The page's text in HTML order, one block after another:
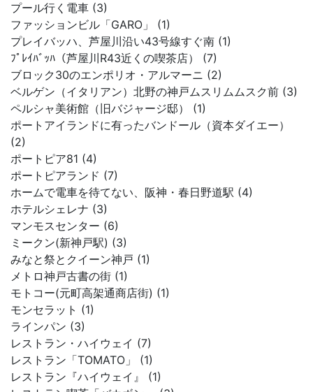
プール行く電車 (3)
ファッションビル「GARO」 (1)
プレイバッハ、芦屋川沿い43号線すぐ南 (1)
ﾌﾟﾚｲﾊﾞｯﾊ（芦屋川R43近くの喫茶店） (7)
ブロック30のエンポリオ・アルマーニ (2)
ベルゲン（イタリアン）北野の神戸ムスリムムスク前 (3)
ペルシャ美術館（旧バジャージ邸） (1)
ポートアイランドに有ったバンドール（資本ダイエー）
(2)
ポートピア81 (4)
ポートピアランド (7)
ホームで電車を待てない、阪神・春日野道駅 (4)
ホテルシェレナ (3)
マンモスセンター (6)
ミークン(新神戸駅) (3)
みなと祭とクイーン神戸 (1)
メトロ神戸古書の街 (1)
モトコー(元町高架通商店街) (1)
モンセラット (1)
ラインパン (3)
レストラン・ハイウェイ (7)
レストラン「TOMATO」 (1)
レストラン『ハイウェイ』 (1)